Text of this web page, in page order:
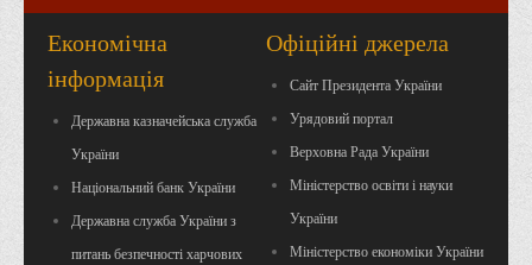
Економічна
інформація
Державна казначейська служба
України
Національний банк України
Державна служба України з
питань безпечності харчових
Офіційні джерела
Сайт Президента України
Урядовий портал
Верховна Рада України
Міністерство освіти і науки
України
Міністерство економіки України